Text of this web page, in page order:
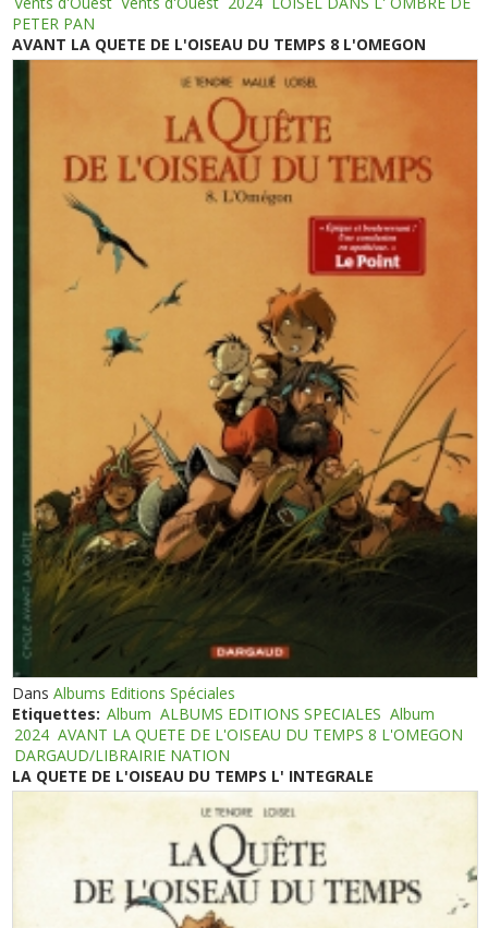
PETER PAN
AVANT LA QUETE DE L'OISEAU DU TEMPS 8 L'OMEGON
DansAlbums Editions Spéciales
Etiquettes: Album ALBUMS EDITIONS SPECIALES Album
2024 AVANT LA QUETE DE L'OISEAU DU TEMPS 8 L'OMEGON
DARGAUD/LIBRAIRIE NATION
LA QUETE DE L'OISEAU DU TEMPS L' INTEGRALE